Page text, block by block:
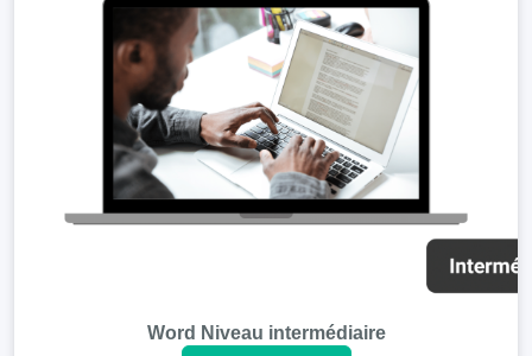
Word Niveau intermédiaire